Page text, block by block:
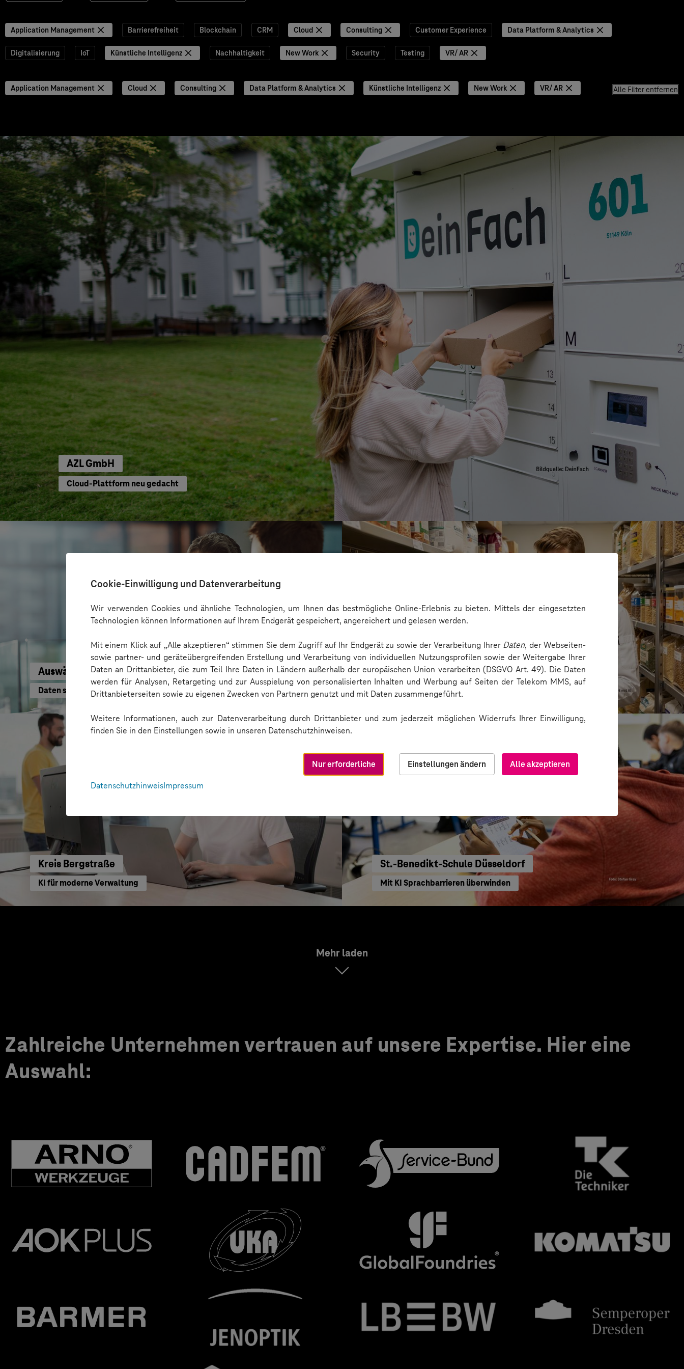
Cookie-Einwilligung und Datenverarbeitung
Wir verwenden Cookies und ähnliche Technologien, um Ihnen das bestmögliche Online-Erlebnis zu bieten. Mittels der eingesetzten
Technologien können Informationen auf Ihrem Endgerät gespeichert, angereichert und gelesen werden.
Mit einem Klick auf „Alle akzeptieren“ stimmen Sie dem Zugriff auf Ihr Endgerät zu sowie der Verarbeitung Ihrer Daten, der Webseiten-
sowie partner- und geräteübergreifenden Erstellung und Verarbeitung von individuellen Nutzungsprofilen sowie der Weitergabe Ihrer
Daten an Drittanbieter, die zum Teil Ihre Daten in Ländern außerhalb der europäischen Union verarbeiten (DSGVO Art. 49). Die Daten
werden für Analysen, Retargeting und zur Ausspielung von personalisierten Inhalten und Werbung auf Seiten der Telekom MMS, auf
Drittanbieterseiten sowie zu eigenen Zwecken von Partnern genutzt und mit Daten zusammengeführt.
Weitere Informationen, auch zur Datenverarbeitung durch Drittanbieter und zum jederzeit möglichen Widerrufs Ihrer Einwilligung,
finden Sie in den Einstellungen sowie in unseren Datenschutzhinweisen.
Alle akzeptieren
Nur erforderliche
Einstellungen ändern
DatenschutzhinweisImpressum
Application Management Barrierefreiheit Blockchain CRM Cloud Consulting Customer Experience Data Platform & Analytics
Digitalisierung IoT Künstliche Intelligenz Nachhaltigkeit New Work Security Testing VR/ AR
Application Management Cloud Consulting Data Platform & Analytics Künstliche Intelligenz New Work VR/ AR Alle Filter entfernen
AZL GmbH
Cloud-Plattform neu gedacht
Auswärtiges Amt
Daten schneller nutzen
Service-Bund
Einkaufen mit KI neu gedacht
Kreis Bergstraße
KI für moderne Verwaltung
St.-Benedikt-Schule Düsseldorf
Mit KI Sprachbarrieren überwinden
Mehr laden
Zahlreiche Unternehmen vertrauen auf unsere Expertise. Hier eine
Auswahl: